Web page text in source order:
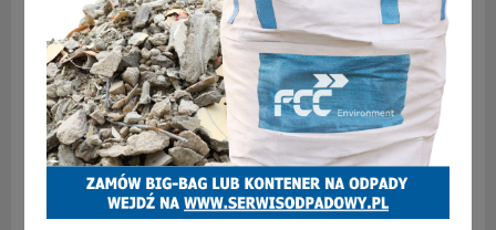
INFORMACJE